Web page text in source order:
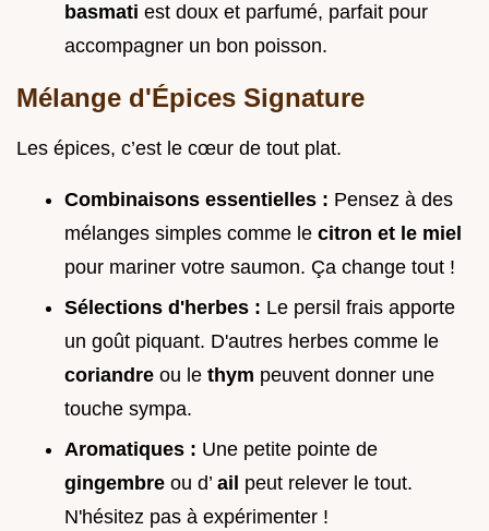
basmati est doux et parfumé, parfait pour
accompagner un bon poisson.
Mélange d'Épices Signature
Les épices, c’est le cœur de tout plat.
Combinaisons essentielles : Pensez à des
mélanges simples comme le citron et le miel
pour mariner votre saumon. Ça change tout !
Sélections d'herbes : Le persil frais apporte
un goût piquant. D'autres herbes comme le
coriandre ou le thym peuvent donner une
touche sympa.
Aromatiques : Une petite pointe de
gingembre ou d’ ail peut relever le tout.
N'hésitez pas à expérimenter !